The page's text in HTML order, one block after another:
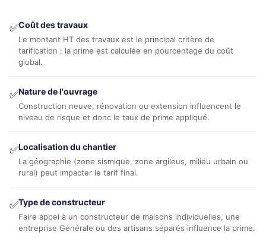
✅Coût des travaux
Le montant HT des travaux est le principal critère de
tarification : la prime est calculée en pourcentage du coût
global.
✅Nature de l'ouvrage
Construction neuve, rénovation ou extension influencent le
niveau de risque et donc le taux de prime appliqué.
✅Localisation du chantier
La géographie (zone sismique, zone argileus, milieu urbain ou
rural) peut impacter le tarif final.
✅Type de constructeur
Faire appel à un constructeur de maisons individuelles, une
entreprise Générale ou des artisans séparés influence la prime.